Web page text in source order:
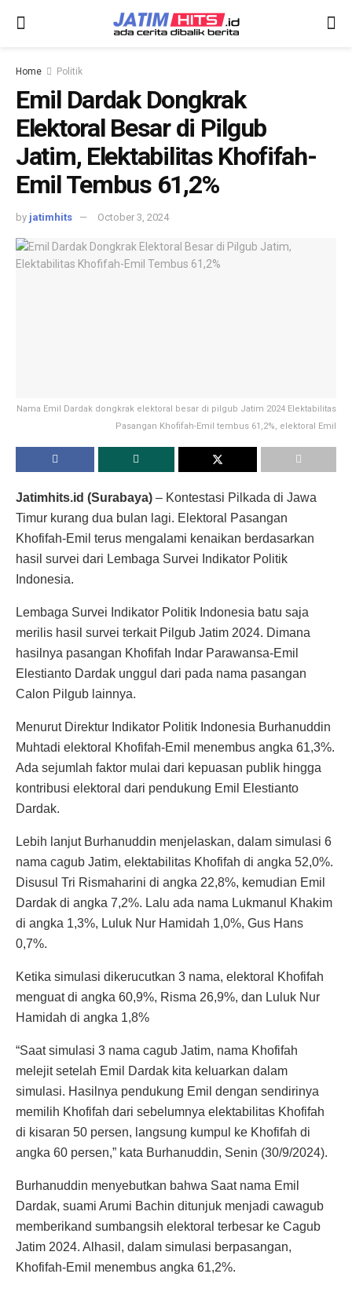
Home Politik
Emil Dardak Dongkrak
Elektoral Besar di Pilgub
Jatim, Elektabilitas Khofifah-
Emil Tembus 61,2%
by jatimhits October 3, 2024
Nama Emil Dardak dongkrak elektoral besar di pilgub Jatim 2024 Elektabilitas
Pasangan Khofifah-Emil tembus 61,2%, elektoral Emil
Jatimhits.id (Surabaya) – Kontestasi Pilkada di Jawa
Timur kurang dua bulan lagi. Elektoral Pasangan
Khofifah-Emil terus mengalami kenaikan berdasarkan
hasil survei dari Lembaga Survei Indikator Politik
Indonesia.
Lembaga Survei Indikator Politik Indonesia batu saja
merilis hasil survei terkait Pilgub Jatim 2024. Dimana
hasilnya pasangan Khofifah Indar Parawansa-Emil
Elestianto Dardak unggul dari pada nama pasangan
Calon Pilgub lainnya.
Menurut Direktur Indikator Politik Indonesia Burhanuddin
Muhtadi elektoral Khofifah-Emil menembus angka 61,3%.
Ada sejumlah faktor mulai dari kepuasan publik hingga
kontribusi elektoral dari pendukung Emil Elestianto
Dardak.
Lebih lanjut Burhanuddin menjelaskan, dalam simulasi 6
nama cagub Jatim, elektabilitas Khofifah di angka 52,0%.
Disusul Tri Rismaharini di angka 22,8%, kemudian Emil
Dardak di angka 7,2%. Lalu ada nama Lukmanul Khakim
di angka 1,3%, Luluk Nur Hamidah 1,0%, Gus Hans
0,7%.
Ketika simulasi dikerucutkan 3 nama, elektoral Khofifah
menguat di angka 60,9%, Risma 26,9%, dan Luluk Nur
Hamidah di angka 1,8%
“Saat simulasi 3 nama cagub Jatim, nama Khofifah
melejit setelah Emil Dardak kita keluarkan dalam
simulasi. Hasilnya pendukung Emil dengan sendirinya
memilih Khofifah dari sebelumnya elektabilitas Khofifah
di kisaran 50 persen, langsung kumpul ke Khofifah di
angka 60 persen,” kata Burhanuddin, Senin (30/9/2024).
Burhanuddin menyebutkan bahwa Saat nama Emil
Dardak, suami Arumi Bachin ditunjuk menjadi cawagub
memberikand sumbangsih elektoral terbesar ke Cagub
Jatim 2024. Alhasil, dalam simulasi berpasangan,
Khofifah-Emil menembus angka 61,2%.